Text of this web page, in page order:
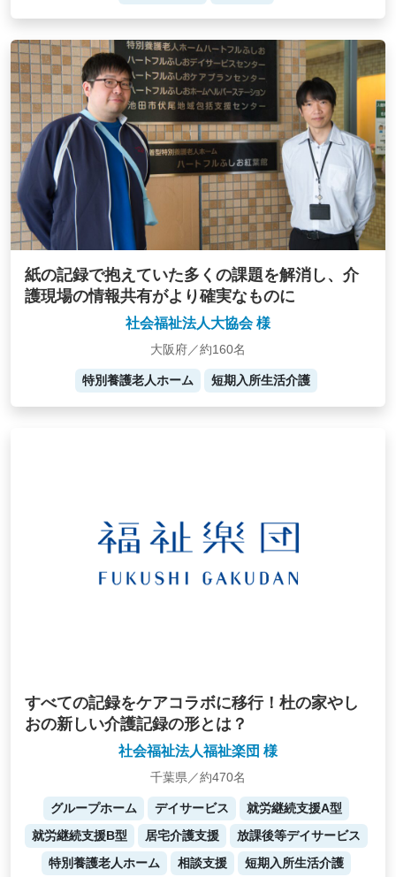
紙の記録で抱えていた多くの課題を解消し、介
護現場の情報共有がより確実なものに
社会福祉法人大協会 様
大阪府／約160名
特別養護老人ホーム 短期入所生活介護
すべての記録をケアコラボに移行！杜の家やし
おの新しい介護記録の形とは？
社会福祉法人福祉楽団 様
千葉県／約470名
グループホーム デイサービス
就労継続支援A型
就労継続支援B型
居宅介護支援
放課後等デイサービス
特別養護老人ホーム
相談支援 短期入所生活介護